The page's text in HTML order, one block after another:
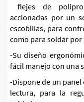
flejes de
accionadas por un
escobillas, para
como para soldar
-Su diseño
fácil manejo con una
-Dispone de un
lectura, para la